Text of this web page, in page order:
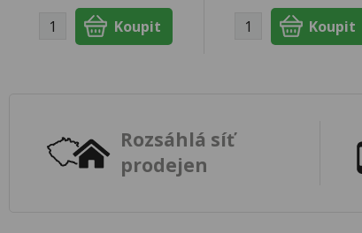
Rozsáhlá síť
prodejen